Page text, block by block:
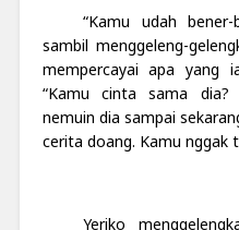
“Kamu udah
sambil menggeleng-
mempercayai apa yang
“Kamu cinta sama
nemuin dia sampai
cerita doang. Kamu nggak
Yeriko